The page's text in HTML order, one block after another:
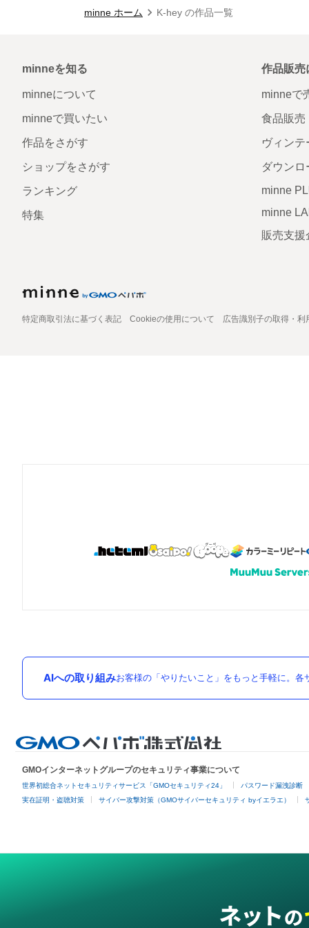
minne ホーム K-hey の作品一覧
minneを知る
minneについて
minneで買いたい
作品をさがす
ショップをさがす
ランキング
特集
作品販売
minneで
食品販売
ヴィンテ
ダウンロ
minne
minne
販売支援
特定商取引法に基づく表記 Cookieの使用について 広告識別子の取得・利
AIへの取り組みお客様の「やりたいこと」をもっと手軽に。各
GMOインターネットグループのセキュリティ事業について
世界初総合ネットセキュリティサービス「GMOセキュリティ24」 パスワード漏洩診断
実在証明・盗聴対策 サイバー攻撃対策（GMOサイバーセキュリティ byイエラエ）